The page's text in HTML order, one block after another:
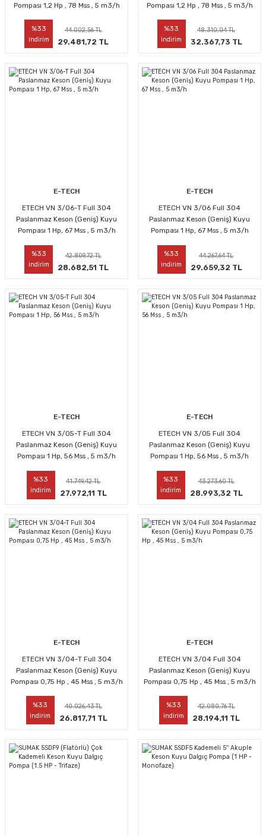
Pompası 1,2 Hp , 78 Mss , 5 m3/h
%33
indirim
44.002,56 TL
29.481,72 TL
Pompası 1,2 Hp , 78 Mss , 5 m3/h
%33
indirim
48.310,04 TL
32.367,73 TL
E-TECH
ETECH VN 3/06-T Full 304
Paslanmaz Keson (Geniş) Kuyu
Pompası 1 Hp, 67 Mss , 5 m3/h
%33
indirim
42.809,72 TL
28.682,51 TL
E-TECH
ETECH VN 3/06 Full 304
Paslanmaz Keson (Geniş) Kuyu
Pompası 1 Hp, 67 Mss , 5 m3/h
%33
indirim
44.267,64 TL
29.659,32 TL
E-TECH
ETECH VN 3/05-T Full 304
Paslanmaz Keson (Geniş) Kuyu
Pompası 1 Hp, 56 Mss , 5 m3/h
%33
indirim
41.749,42 TL
27.972,11 TL
E-TECH
ETECH VN 3/05 Full 304
Paslanmaz Keson (Geniş) Kuyu
Pompası 1 Hp, 56 Mss , 5 m3/h
%33
indirim
43.273,60 TL
28.993,32 TL
E-TECH
ETECH VN 3/04-T Full 304
Paslanmaz Keson (Geniş) Kuyu
Pompası 0,75 Hp , 45 Mss , 5 m3/h
%33
indirim
40.026,43 TL
26.817,71 TL
E-TECH
ETECH VN 3/04 Full 304
Paslanmaz Keson (Geniş) Kuyu
Pompası 0,75 Hp , 45 Mss , 5 m3/h
%33
indirim
42.080,76 TL
28.194,11 TL